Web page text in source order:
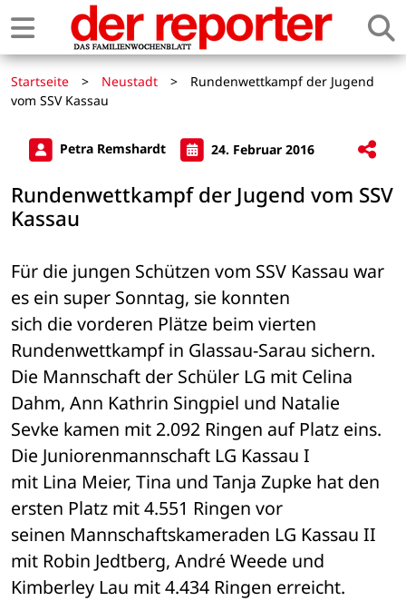
Startseite > Neustadt >
Rundenwettkampf der Jugend
vom SSV Kassau
Petra Remshardt 24. Februar 2016
Rundenwettkampf der Jugend vom SSV
Kassau
Für die jungen Schützen vom SSV Kassau war
es ein super Sonntag, sie konnten
sich die vorderen Plätze beim vierten
Rundenwettkampf in Glassau-Sarau sichern.
Die Mannschaft der Schüler LG mit Celina
Dahm, Ann Kathrin Singpiel und Natalie
Sevke kamen mit 2.092 Ringen auf Platz eins.
Die Juniorenmannschaft LG Kassau I
mit Lina Meier, Tina und Tanja Zupke hat den
ersten Platz mit 4.551 Ringen vor
seinen Mannschaftskameraden LG Kassau II
mit Robin Jedtberg, André Weede und
Kimberley Lau mit 4.434 Ringen erreicht.